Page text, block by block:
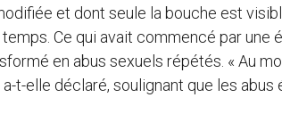
et dont seule la bouche est
temps. Ce qui avait commencé par
en abus sexuels répétés. « Au
t-elle déclaré, soulignant que les